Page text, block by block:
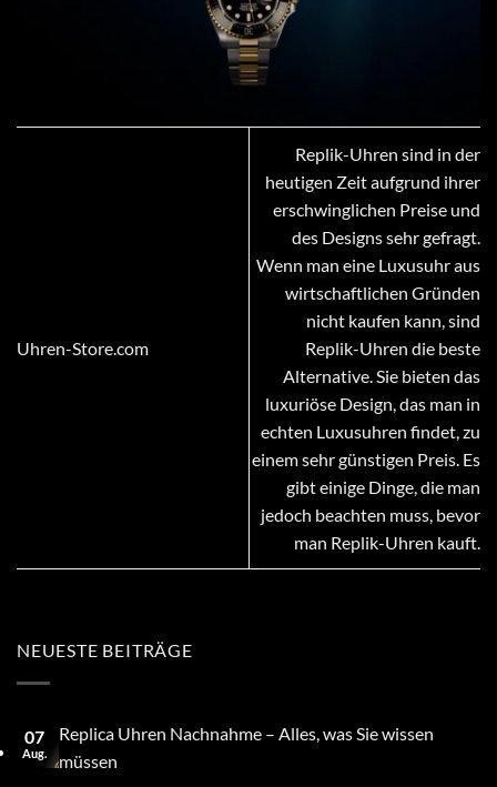
Uhren-Store.com
Replik-Uhren sind in der
heutigen Zeit aufgrund ihrer
erschwinglichen Preise und
des Designs sehr gefragt.
Wenn man eine Luxusuhr aus
wirtschaftlichen Gründen
nicht kaufen kann, sind
Replik-Uhren die beste
Alternative. Sie bieten das
luxuriöse Design, das man in
echten Luxusuhren findet, zu
einem sehr günstigen Preis. Es
gibt einige Dinge, die man
jedoch beachten muss, bevor
man Replik-Uhren kauft.
NEUESTE BEITRÄGE
07
Aug.
Replica Uhren Nachnahme – Alles, was Sie wissen
müssen